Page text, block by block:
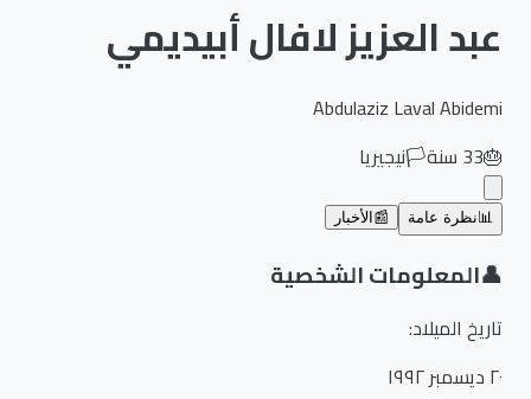
عبد العزيز لافال أبيديمي
Abdulaziz Laval Abidemi
33سنة🏳️نيجيريا
نظرة عامة 📰 الأخبار
المعلومات الشخصية
تاريخ الميلاد: